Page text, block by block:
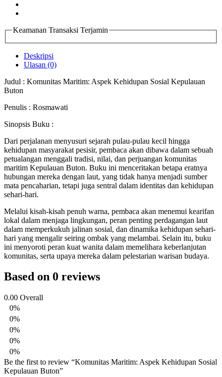
Keamanan Transaksi Terjamin
Deskripsi
Ulasan (0)
Judul : Komunitas Maritim: Aspek Kehidupan Sosial Kepulauan
Buton
Penulis : Rosmawati
Sinopsis Buku :
Dari perjalanan menyusuri sejarah pulau-pulau kecil hingga
kehidupan masyarakat pesisir, pembaca akan dibawa dalam sebuah
petualangan menggali tradisi, nilai, dan perjuangan komunitas
maritim Kepulauan Buton. Buku ini menceritakan betapa eratnya
hubungan mereka dengan laut, yang tidak hanya menjadi sumber
mata pencaharian, tetapi juga sentral dalam identitas dan kehidupan
sehari-hari.
Melalui kisah-kisah penuh warna, pembaca akan menemui kearifan
lokal dalam menjaga lingkungan, peran penting perdagangan laut
dalam memperkukuh jalinan sosial, dan dinamika kehidupan sehari-
hari yang mengalir seiring ombak yang melambai. Selain itu, buku
ini menyoroti peran kuat wanita dalam memelihara keberlanjutan
komunitas, serta upaya mereka dalam pelestarian warisan budaya.
Based on 0 reviews
0.00 Overall
0%
0%
0%
0%
0%
Be the first to review “Komunitas Maritim: Aspek Kehidupan Sosial
Kepulauan Buton”